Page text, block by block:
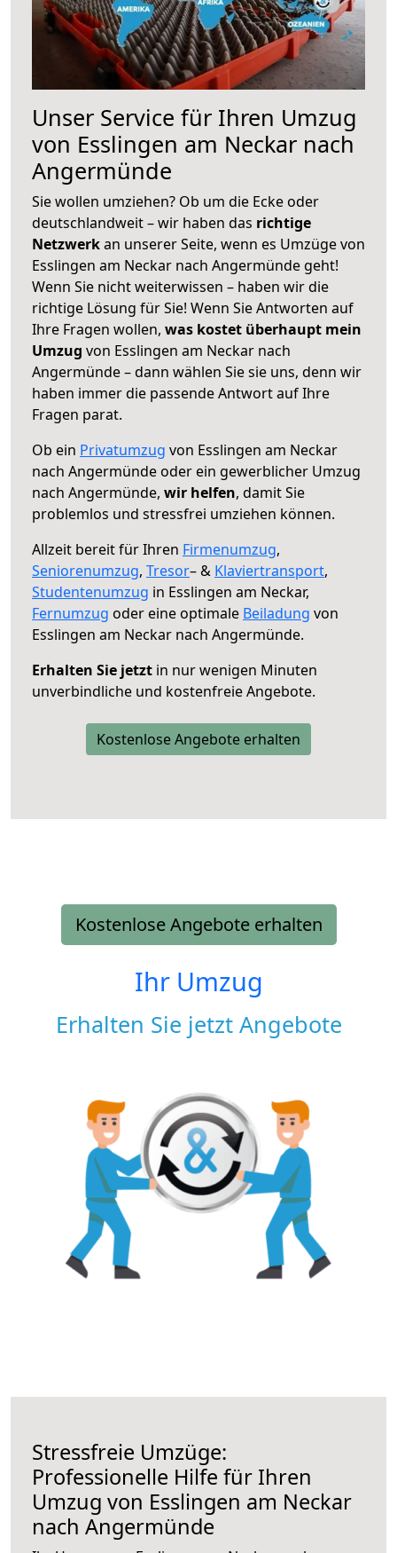
Unser Service für Ihren Umzug
von Esslingen am Neckar nach
Angermünde
Sie wollen umziehen? Ob um die Ecke oder
deutschlandweit – wir haben das richtige
Netzwerkan unserer Seite, wenn es Umzüge von
Esslingen am Neckar nach Angermünde geht!
Wenn Sie nicht weiterwissen – haben wir die
richtige Lösung für Sie! Wenn Sie Antworten auf
Ihre Fragen wollen, was kostet überhaupt mein
Umzug von Esslingen am Neckar nach
Angermünde – dann wählen Sie sie uns, denn wir
haben immer die passende Antwort auf Ihre
Fragen parat.
Ob ein Privatumzug von Esslingen am Neckar
nach Angermünde oder ein gewerblicher Umzug
nach Angermünde, wir helfen, damit Sie
problemlos und stressfrei umziehen können.
Allzeit bereit für Ihren Firmenumzug,
Seniorenumzug, Tresor– & Klaviertransport,
Studentenumzug in Esslingen am Neckar,
Fernumzug oder eine optimale Beiladung von
Esslingen am Neckar nach Angermünde.
Erhalten Sie jetzt in nur wenigen Minuten
unverbindliche und kostenfreie Angebote.
Kostenlose Angebote erhalten
Kostenlose Angebote erhalten
Ihr Umzug
Erhalten Sie jetzt Angebote
Stressfreie Umzüge:
Professionelle Hilfe für Ihren
Umzug von Esslingen am Neckar
nach Angermünde